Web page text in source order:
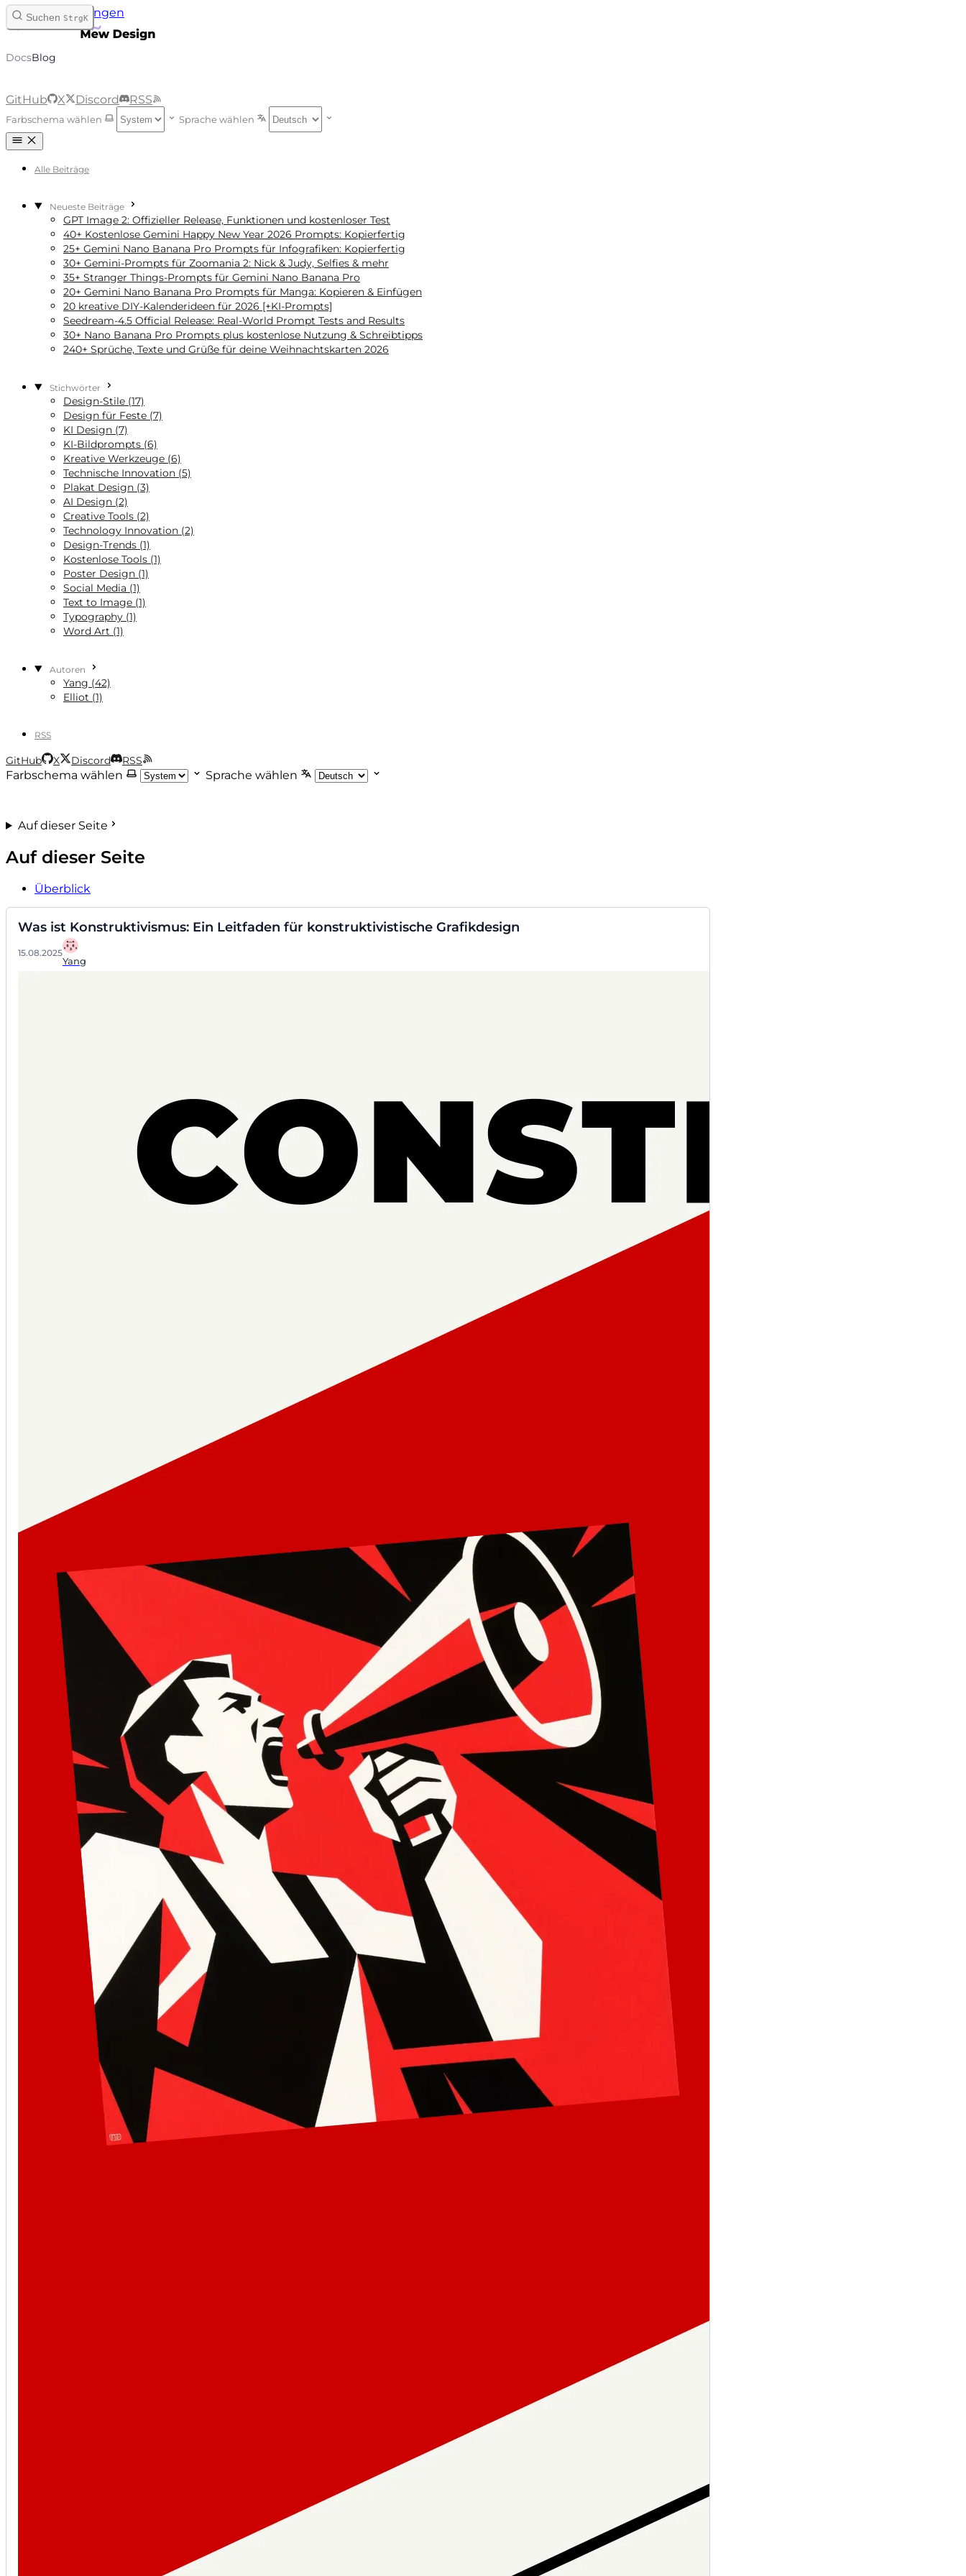
Zum Inhalt springen
DocsBlog
Suchen StrgK
GitHub X Discord RSS
Farbschema wählen Sprache wählen
Alle Beiträge
Neueste Beiträge
GPT Image 2: Offizieller Release, Funktionen und kostenloser Test
40+ Kostenlose Gemini Happy New Year 2026 Prompts: Kopierfertig
25+ Gemini Nano Banana Pro Prompts für Infografiken: Kopierfertig
30+ Gemini-Prompts für Zoomania 2: Nick & Judy, Selfies & mehr
35+ Stranger Things-Prompts für Gemini Nano Banana Pro
20+ Gemini Nano Banana Pro Prompts für Manga: Kopieren & Einfügen
20 kreative DIY-Kalenderideen für 2026 [+KI-Prompts]
Seedream‑4.5 Official Release: Real-World Prompt Tests and Results
30+ Nano Banana Pro Prompts plus kostenlose Nutzung & Schreibtipps
240+ Sprüche, Texte und Grüße für deine Weihnachtskarten 2026
Stichwörter
Design-Stile (17)
Design für Feste (7)
KI Design (7)
KI-Bildprompts (6)
Kreative Werkzeuge (6)
Technische Innovation (5)
Plakat Design (3)
AI Design (2)
Creative Tools (2)
Technology Innovation (2)
Design-Trends (1)
Kostenlose Tools (1)
Poster Design (1)
Social Media (1)
Text to Image (1)
Typography (1)
Word Art (1)
Autoren
Yang (42)
Elliot (1)
RSS
GitHub X Discord RSS
Farbschema wählen Sprache wählen
Auf dieser Seite
Auf dieser Seite
Überblick
Was ist Konstruktivismus: Ein Leitfaden für konstruktivistische Grafikdesign
15.08.2025
Yang